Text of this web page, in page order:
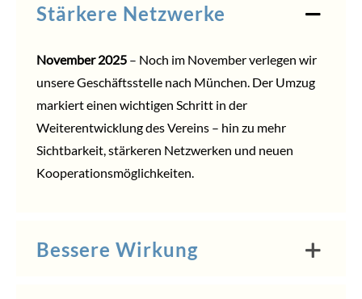
Stärkere Netzwerke
November 2025– Noch im November verlegen wir
unsere Geschäftsstelle nach München. Der Umzug
markiert einen wichtigen Schritt in der
Weiterentwicklung des Vereins – hin zu mehr
Sichtbarkeit, stärkeren Netzwerken und neuen
Kooperationsmöglichkeiten.
Bessere Wirkung